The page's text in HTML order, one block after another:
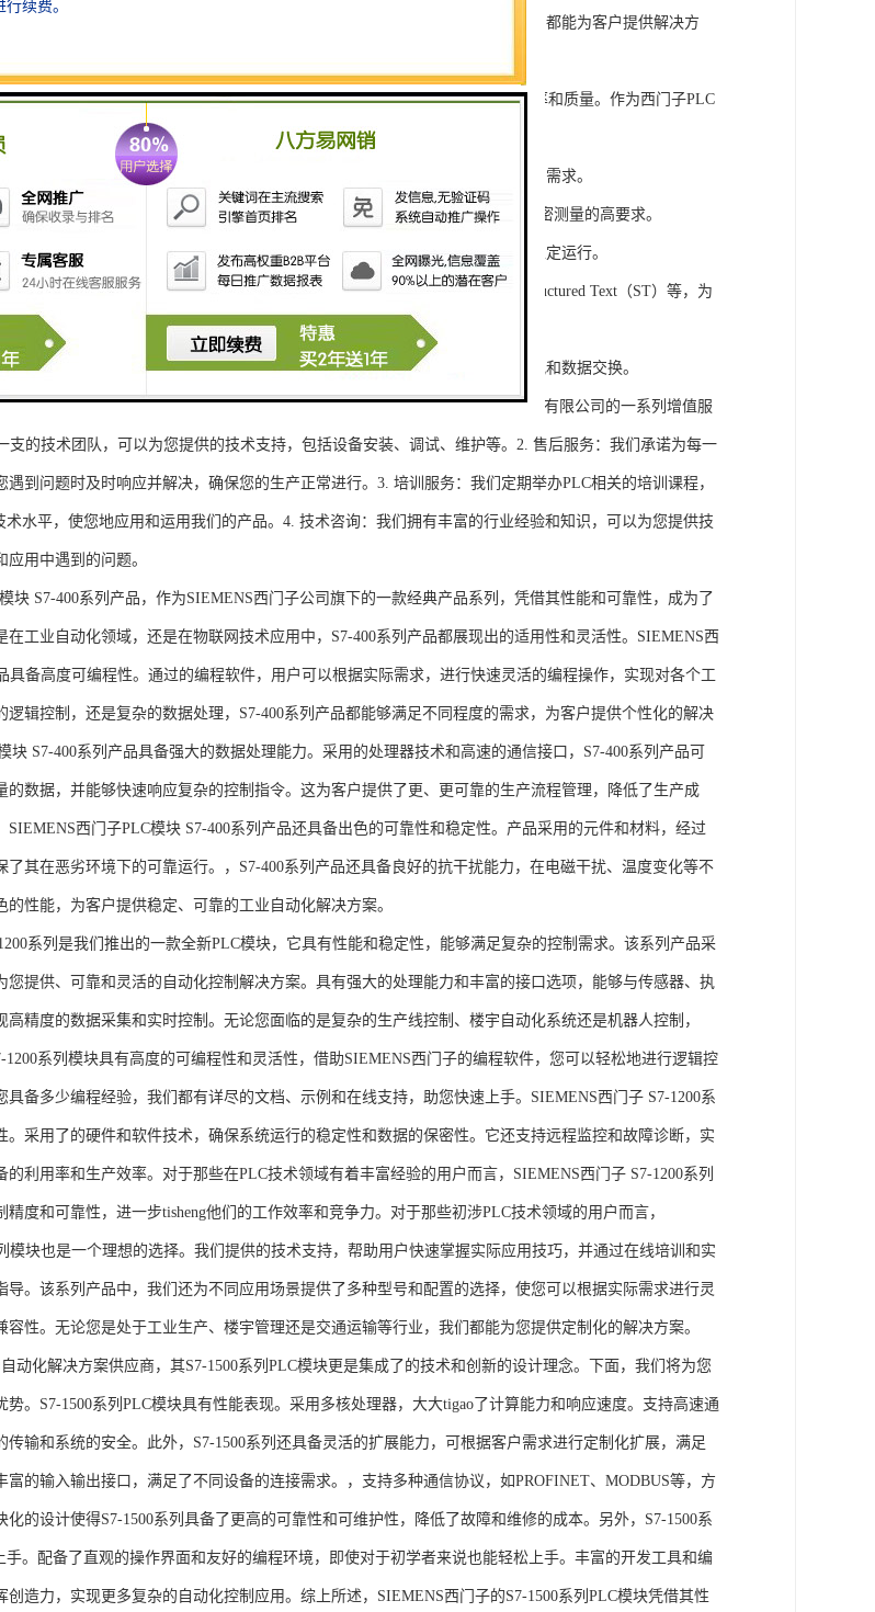
电领域内有着到的见解。无论是提供技术咨询，还是进行技术开发和转让，我们都能为客户提供解决方
300系列产品是一系列高可靠性、高性能的工控设备，旨在tisheng生产效率和质量。作为西门子PLC
系列产品具有以下突出特点：
系列产品设计特，可根据客户需求灵活配置输入输出模块，满足不同规模工程的需求。
输出：S7-300系列产品支持多达8个模拟量输入输出通道，可满足对于控制和精密测量的高要求。
系列产品采用的硬件和软件技术，具有高度可靠性和稳定性，保证系统的长期稳定运行。
品采用TIA Portal开发环境，支持多种编程语言，如Ladder Diagram（LD）、Structured Text（ST）等，为
列产品配备丰富的通讯接口，可与其他工控设备无缝集成，实现设备之间的通讯和数据交换。
S7-300系列产品，不仅获得了可靠的工控设备，还将获得浔之漫智控技术(上海)有限公司的一系列增值服
支的技术团队，可以为您提供的技术支持，包括设备安装、调试、维护等。2. 售后服务：我们承诺为每一
到问题时及时响应并解决，确保您的生产正常进行。3. 培训服务：我们定期举办PLC相关的培训课程，
术水平，使您地应用和运用我们的产品。4. 技术咨询：我们拥有丰富的行业经验和知识，可以为您提供技
用中遇到的问题。
400系列产品，作为SIEMENS西门子公司旗下的一款经典产品系列，凭借其性能和可靠性，成为了
在工业自动化领域，还是在物联网技术应用中，S7-400系列产品都展现出的适用性和灵活性。SIEMENS西
具备高度可编程性。通过的编程软件，用户可以根据实际需求，进行快速灵活的编程操作，实现对各个工
逻辑控制，还是复杂的数据处理，S7-400系列产品都能够满足不同程度的需求，为客户提供个性化的解决
块 S7-400系列产品具备强大的数据处理能力。采用的处理器技术和高速的通信接口，S7-400系列产品可
的数据，并能够快速响应复杂的控制指令。这为客户提供了更、更可靠的生产流程管理，降低了生产成
西门子PLC模块 S7-400系列产品还具备出色的可靠性和稳定性。产品采用的元件和材料，经过
了其在恶劣环境下的可靠运行。，S7-400系列产品还具备良好的抗干扰能力，在电磁干扰、温度变化等不
性能，为客户提供稳定、可靠的工业自动化解决方案。
列是我们推出的一款全新PLC模块，它具有性能和稳定性，能够满足复杂的控制需求。该系列产品采
您提供、可靠和灵活的自动化控制解决方案。具有强大的处理能力和丰富的接口选项，能够与传感器、执
精度的数据采集和实时控制。无论您面临的是复杂的生产线控制、楼宇自动化系统还是机器人控制，
1200系列模块具有高度的可编程性和灵活性，借助SIEMENS西门子的编程软件，您可以轻松地进行逻辑控
备多少编程经验，我们都有详尽的文档、示例和在线支持，助您快速上手。SIEMENS西门子 S7-1200系
。采用了的硬件和软件技术，确保系统运行的稳定性和数据的保密性。它还支持远程监控和故障诊断，实
的利用率和生产效率。对于那些在PLC技术领域有着丰富经验的用户而言，SIEMENS西门子 S7-1200系列
度和可靠性，进一步tisheng他们的工作效率和竞争力。对于那些初涉PLC技术领域的用户而言，
模块也是一个理想的选择。我们提供的技术支持，帮助用户快速掌握实际应用技巧，并通过在线培训和实
导。该系列产品中，我们还为不同应用场景提供了多种型号和配置的选择，使您可以根据实际需求进行灵
性。无论您是处于工业生产、楼宇管理还是交通运输等行业，我们都能为您提供定制化的解决方案。
解决方案供应商，其S7-1500系列PLC模块更是集成了的技术和创新的设计理念。下面，我们将为您
。S7-1500系列PLC模块具有性能表现。采用多核处理器，大大tigao了计算能力和响应速度。支持高速通
传输和系统的安全。此外，S7-1500系列还具备灵活的扩展能力，可根据客户需求进行定制化扩展，满足
富的输入输出接口，满足了不同设备的连接需求。，支持多种通信协议，如PROFINET、MODBUS等，方
的设计使得S7-1500系列具备了更高的可靠性和可维护性，降低了故障和维修的成本。另外，S7-1500系
手。配备了直观的操作界面和友好的编程环境，即使对于初学者来说也能轻松上手。丰富的开发工具和编
造力，实现更多复杂的自动化控制应用。综上所述，SIEMENS西门子的S7-1500系列PLC模块凭借其性